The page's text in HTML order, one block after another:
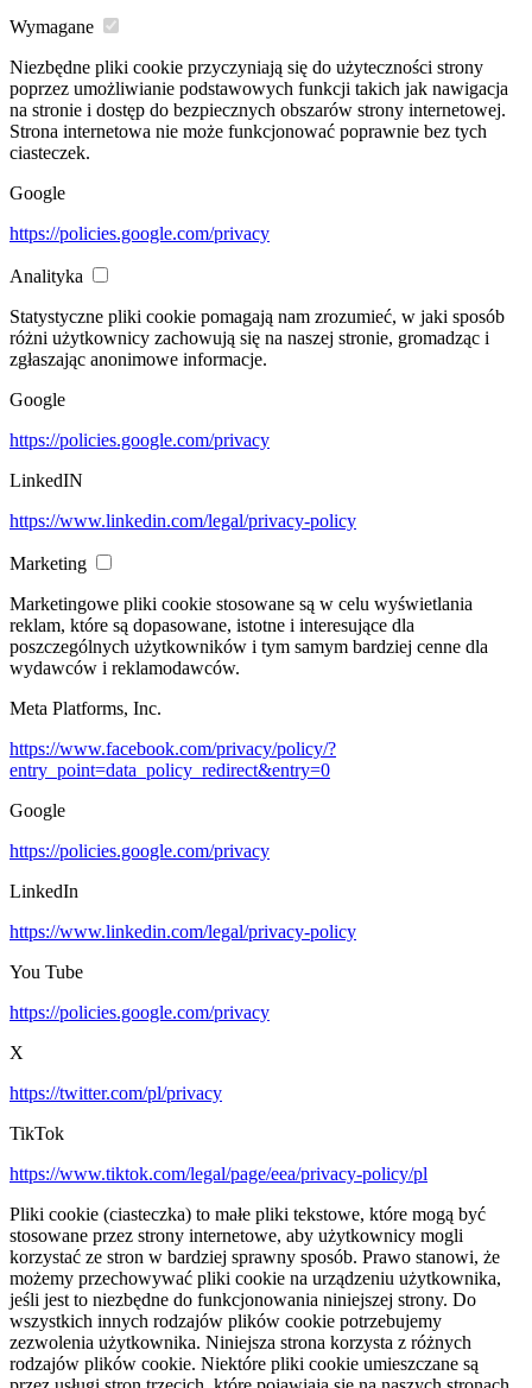
Wymagane
Niezbędne pliki cookie przyczyniają się do użyteczności strony
poprzez umożliwianie podstawowych funkcji takich jak nawigacja
na stronie i dostęp do bezpiecznych obszarów strony internetowej.
Strona internetowa nie może funkcjonować poprawnie bez tych
ciasteczek.
Google
https://policies.google.com/privacy
Analityka
Statystyczne pliki cookie pomagają nam zrozumieć, w jaki sposób
różni użytkownicy zachowują się na naszej stronie, gromadząc i
zgłaszając anonimowe informacje.
Google
https://policies.google.com/privacy
LinkedIN
https://www.linkedin.com/legal/privacy-policy
Marketing
Marketingowe pliki cookie stosowane są w celu wyświetlania
reklam, które są dopasowane, istotne i interesujące dla
poszczególnych użytkowników i tym samym bardziej cenne dla
wydawców i reklamodawców.
Meta Platforms, Inc.
https://www.facebook.com/privacy/policy/?
entry_point=data_policy_redirect&entry=0
Google
https://policies.google.com/privacy
LinkedIn
https://www.linkedin.com/legal/privacy-policy
You Tube
https://policies.google.com/privacy
X
https://twitter.com/pl/privacy
TikTok
https://www.tiktok.com/legal/page/eea/privacy-policy/pl
Pliki cookie (ciasteczka) to małe pliki tekstowe, które mogą być
stosowane przez strony internetowe, aby użytkownicy mogli
korzystać ze stron w bardziej sprawny sposób. Prawo stanowi, że
możemy przechowywać pliki cookie na urządzeniu użytkownika,
jeśli jest to niezbędne do funkcjonowania niniejszej strony. Do
wszystkich innych rodzajów plików cookie potrzebujemy
zezwolenia użytkownika. Niniejsza strona korzysta z różnych
rodzajów plików cookie. Niektóre pliki cookie umieszczane są